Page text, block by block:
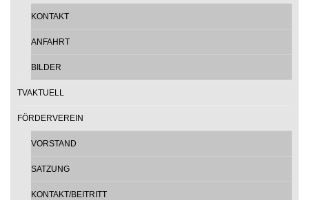
KONTAKT
ANFAHRT
BILDER
TVAKTUELL
FÖRDERVEREIN
VORSTAND
SATZUNG
KONTAKT/BEITRITT